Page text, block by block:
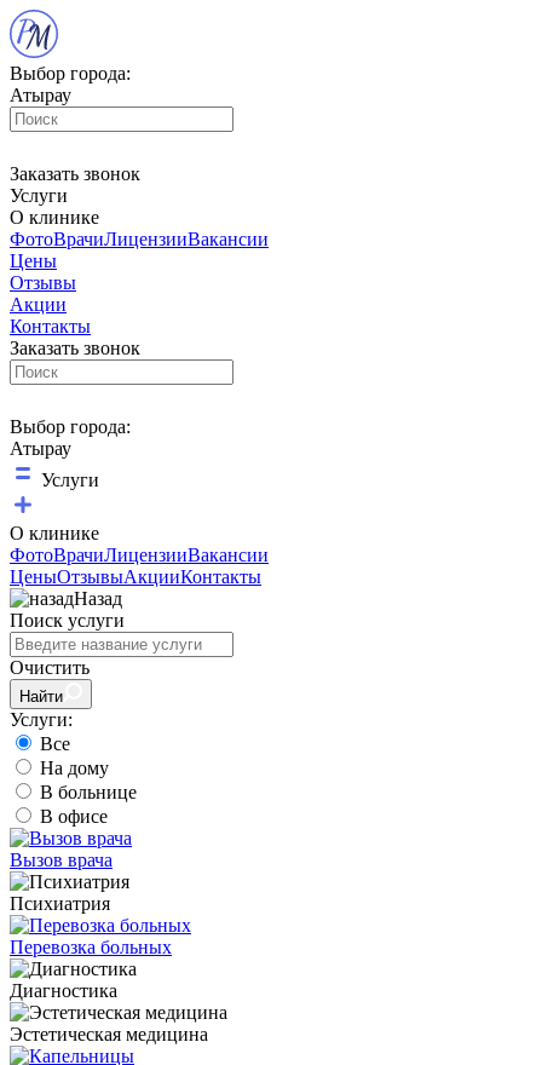
Выбор города:
Атырау
Заказать звонок
Услуги
О клинике
ФотоВрачиЛицензииВакансии
Цены
Отзывы
Акции
Контакты
Заказать звонок
Выбор города:
Атырау
Услуги
О клинике
ФотоВрачиЛицензииВакансии
ЦеныОтзывыАкцииКонтакты
Назад
Поиск услуги
Очистить
Найти
Услуги:
Все
На дому
В больнице
В офисе
Вызов врача
Психиатрия
Перевозка больных
Диагностика
Эстетическая медицина